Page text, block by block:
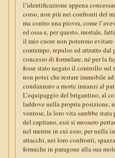
l’identificazione appena
corso, non più nei confronti del
ma contro una piovra, come
ed ossa e, per questo, mortale,
il mio cuore non poterono evitare
contempo, repulso ed attratto
concesso di formulare, né per la
fosse stato negato il controllo sul
non potei che restare immobile
condannato a morte innanzi al
L’equipaggio del brigantino, al
laddove nella propria posizione,
ventose, la loro vita sarebbe
del capitano, essi si mossero
nel mentre in cui esso, per nulla
attacchi, nei loro confronti,
formiche in paragone alla sua